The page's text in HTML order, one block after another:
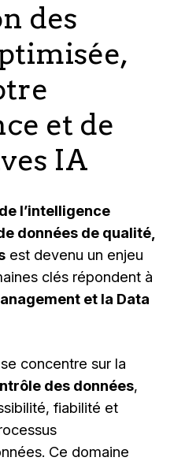
des
et de
IA
l’intelligence
données de qualité,
est devenu un enjeu
clés répondent à
et la Data
concentre sur la
des données,
fiabilité et
Ce domaine